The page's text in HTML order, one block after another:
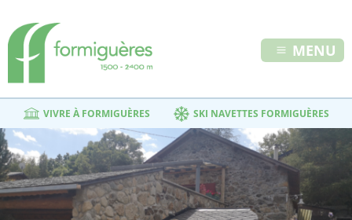
MENU
VIVRE À FORMIGUÈRES SKI NAVETTES FORMIGUÈRES